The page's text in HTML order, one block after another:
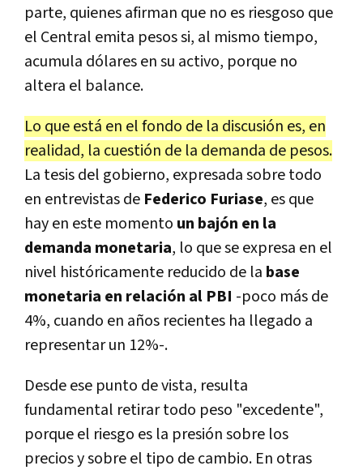
parte, quienes afirman que no es riesgoso que
el Central emita pesos si, al mismo tiempo,
acumula dólares en su activo, porque no
altera el balance.
Lo que está en el fondo de la discusión es, en
realidad, la cuestión de la demanda de pesos.
La tesis del gobierno, expresada sobre todo
en entrevistas de Federico Furiase, es que
hay en este momento un bajón en la
demanda monetaria, lo que se expresa en el
nivel históricamente reducido de la base
monetaria en relación al PBI -poco más de
4%, cuando en años recientes ha llegado a
representar un 12%-.
Desde ese punto de vista, resulta
fundamental retirar todo peso "excedente",
porque el riesgo es la presión sobre los
precios y sobre el tipo de cambio. En otras